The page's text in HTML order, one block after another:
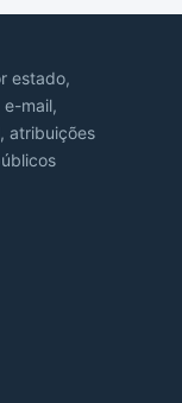
estado,
mail,
atribuições